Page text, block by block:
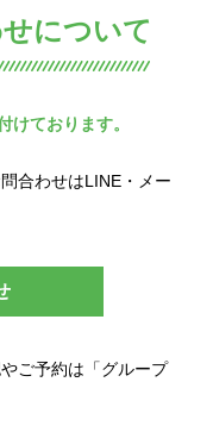
について
けております。
合わせはLINE・メー
ご予約は「グループ